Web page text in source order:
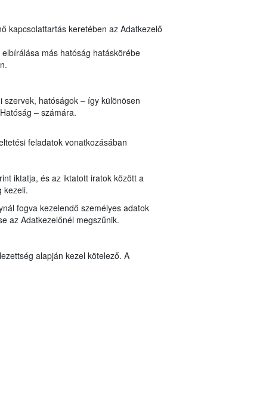
kapcsolattartás keretében az Adatkezelő
más hatóság hatáskörébe
hatóságok – így különösen
– számára.
feladatok vonatkozásában
iktatja, és az iktatott iratok között a
kezeli.
fogva kezelendő személyes adatok
az Adatkezelőnél megszűnik.
alapján kezel kötelező. A